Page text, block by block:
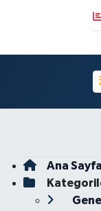
Ana Sayfa
Genel